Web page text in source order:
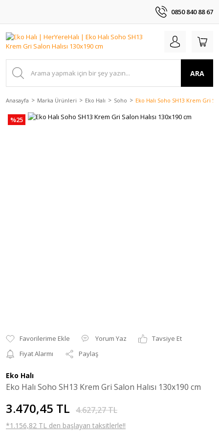
0850 840 88 67
ARA
Anasayfa Marka Ürünleri Eko Halı Soho Eko Halı Soho SH13 Krem Gri
%25
Yorum Yaz
Tavsiye Et
Fiyat Alarmı
Paylaş
Eko Halı
Eko Halı Soho SH13 Krem Gri Salon Halısı 130x190 cm
3.470,45 TL 4.627,27 TL
*1.156,82 TL den başlayan taksitlerle!!